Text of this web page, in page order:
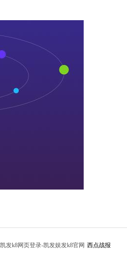
凯发k8网页登录-凯发娱发k8官网 西点战报